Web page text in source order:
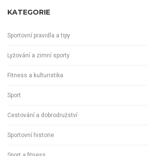
KATEGORIE
Sportovní pravidla a tipy
Lyžování a zimní sporty
Fitness a kulturistika
Sport
Cestování a dobrodružství
Sportovní historie